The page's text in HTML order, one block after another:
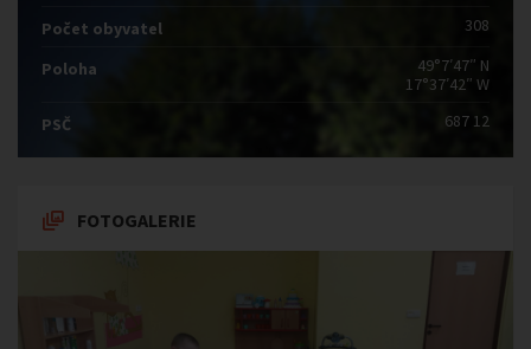
Počet obyvatel 308
Poloha
49°7′47″ N
17°37′42″ W
PSČ
687 12
FOTOGALERIE